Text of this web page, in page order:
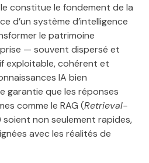
constitue le fondement de la
d’un système d’intelligence
le patrimoine
— souvent dispersé et
exploitable, cohérent et
IA bien
garantie que les réponses
comme le RAG (Retrieval-
soient non seulement rapides,
avec les réalités de